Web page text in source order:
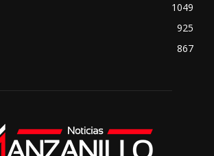
1049
925
867